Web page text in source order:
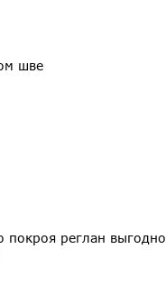
шве
покроя реглан выгодно